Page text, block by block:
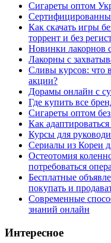
Сигареты оптом
Как скачать игры
торрент и без
Новинки лакорнов
Лакорны с
Сливы курсов: что
акции?
Дорамы онлайн с
Где купить все
Сигареты оптом
Как
Курсы для
Сериалы из Кореи
Остеотомия
потребоваться
Бесплатные
покупать и
Современные
знаний онлайн
Интересное